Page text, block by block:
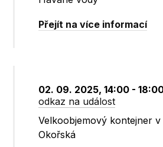
Přejít na více informací
02. 09. 2025, 14:00 -
odkaz na událost
Velkoobjemový kontejner
Okořská